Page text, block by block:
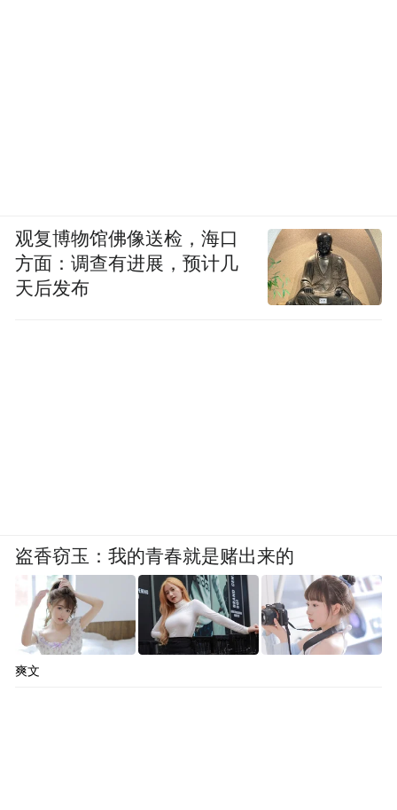
观复博物馆佛像送检，海口
方面：调查有进展，预计几
天后发布
盗香窃玉：我的青春就是赌出来的
爽文